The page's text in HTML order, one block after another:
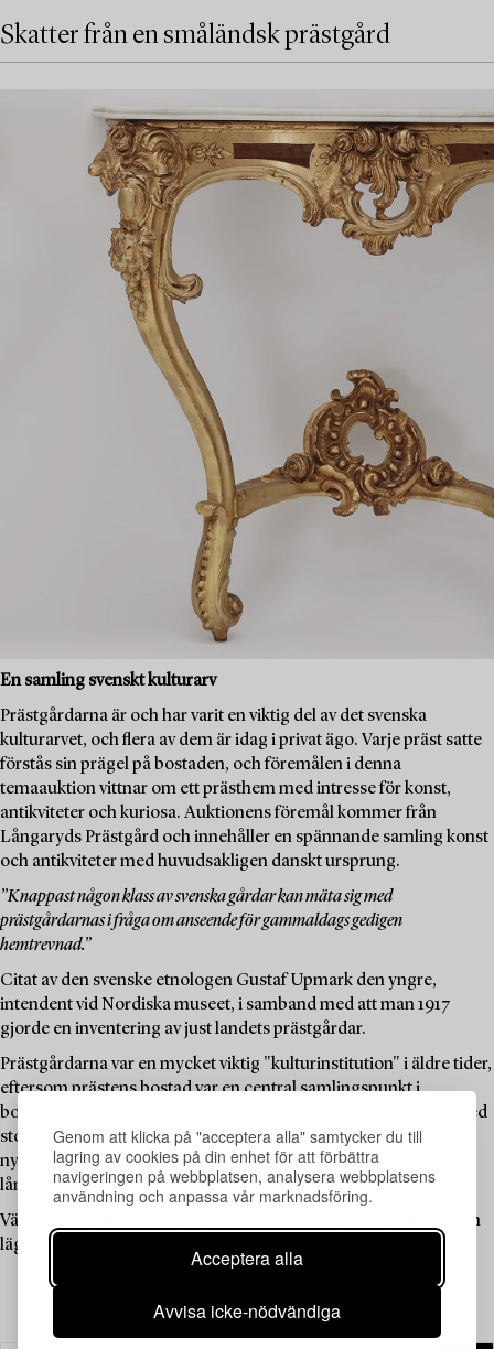
Genom att klicka på "acceptera alla" samtycker du till
lagring av cookies på din enhet för att förbättra
navigeringen på webbplatsen, analysera webbplatsens
användning och anpassa vår marknadsföring.
Acceptera alla
Avvisa icke-nödvändiga
Skatter från en småländsk prästgård
En samling svenskt kulturarv
Prästgårdarna är och har varit en viktig del av det svenska
kulturarvet, och flera av dem är idag i privat ägo. Varje präst satte
förstås sin prägel på bostaden, och föremålen i denna
temaauktion vittnar om ett prästhem med intresse för konst,
antikviteter och kuriosa. Auktionens föremål kommer från
Långaryds Prästgård och innehåller en spännande samling konst
och antikviteter med huvudsakligen danskt ursprung.
”Knappast någon klass av svenska gårdar kan mäta sig med
prästgårdarnas i fråga om anseende för gammaldags gedigen
hemtrevnad.”
Citat av den svenske etnologen Gustaf Upmark den yngre,
intendent vid Nordiska museet, i samband med att man 1917
gjorde en inventering av just landets prästgårdar.
Prästgårdarna var en mycket viktig "kulturinstitution" i äldre tider,
eftersom prästens bostad var en central samlingspunkt i
bondesamhället. Prästen och hans familj var oftast personer med
stor läskunnighet som kunde förmedla bildning, kunskap och
nyheter, och prästgården fungerade därför som ett "kulturhus"
långt innan sådana fanns tillgängliga för allmänheten.
Välkommen att utforska de unika föremålen i denna auktion och
lägg ett bud på dina favoriter.